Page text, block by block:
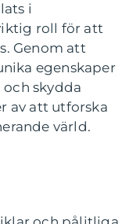
i
roll för att
Genom att
egenskaper
och skydda
av att utforska
värld.